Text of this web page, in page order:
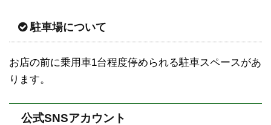
駐車場について
お店の前に乗用車1台程度停められる駐車スペースがあ
ります。
公式SNSアカウント